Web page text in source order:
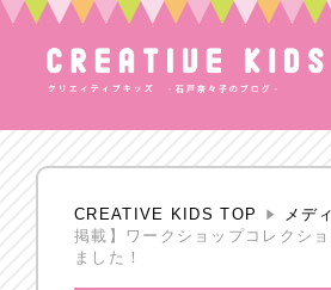
CREATIVE KIDS TOP メデ
掲載】ワークショップコレクシ
ました！